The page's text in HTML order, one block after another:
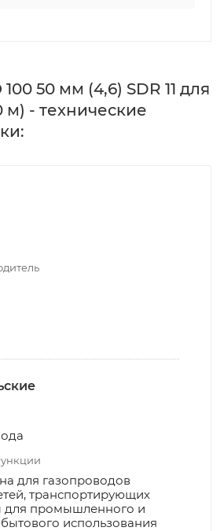
50 мм (4,6) SDR 11 для
м) - технические
для газопроводов
транспортирующих
для промышленного и
использования